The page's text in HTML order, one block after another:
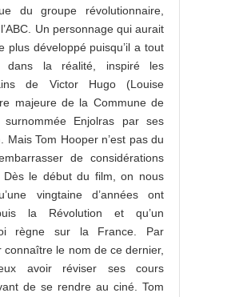
du groupe révolutionnaire,
Un personnage qui aurait
plus développé puisqu’il a tout
dans la réalité, inspiré les
de Victor Hugo (Louise
majeure de la Commune de
surnommée Enjolras par ses
Mais Tom Hooper n’est pas du
de considérations
Dès le début du film, on nous
vingtaine d’années ont
la Révolution et qu’un
règne sur la France. Par
connaître le nom de ce dernier,
avoir réviser ses cours
de se rendre au ciné. Tom